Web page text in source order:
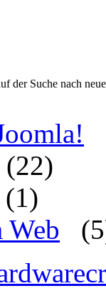
der Suche nach
(22)
(1)
Web